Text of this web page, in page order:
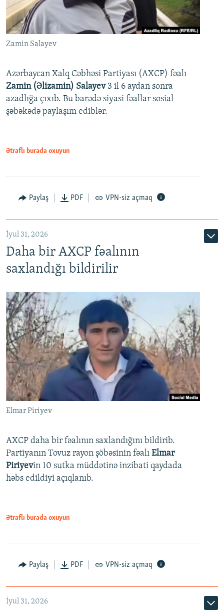
Zamin Salayev
Azərbaycan Xalq Cəbhəsi Partiyası (AXCP) fəalı
Zamin (Əlizamin) Salayev 3 il 6 aydan sonra
azadlığa çıxıb. Bu barədə siyasi fəallar sosial
şəbəkədə paylaşım ediblər.
Ətraflı burada oxuyun
Paylaş PDF VPN-siz açmaq
İyul 31, 2026
Daha bir AXCP fəalının
saxlandığı bildirilir
Elmar Piriyev
AXCP daha bir fəalının saxlandığını bildirib.
Partiyanın Tovuz rayon şöbəsinin fəalı Elmar
Piriyevin 10 sutka müddətinə inzibati qaydada
həbs edildiyi açıqlanıb.
Ətraflı burada oxuyun
Paylaş PDF VPN-siz açmaq
İyul 31, 2026